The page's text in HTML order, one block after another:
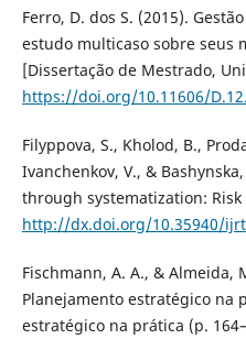
Ferro, D. dos S. (2015).
estudo multicaso sobre seus
[Dissertação de Mestrado,
https://doi.org/10.11606/
Filyppova, S., Kholod, B.,
Ivanchenkov, V., &
through systematization:
http://dx.doi.org/10.35940/
Fischmann, A. A., & Almeida,
Planejamento estratégico na
estratégico na prática (p.